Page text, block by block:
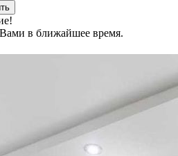
в ближайшее время.